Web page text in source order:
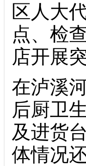
区人大
点、检
店开展
在泸溪
后厨卫
及进货
体情况